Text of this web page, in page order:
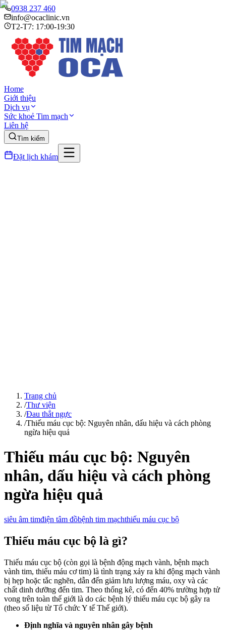
0938 237 460
info@ocaclinic.vn
T2-T7: 17:00-19:30
Home
Giới thiệu
Dịch vụ
Sức khoẻ Tim mạch
Liên hệ
Tìm kiếm
Đặt lịch khám
Trang chủ
/Thư viện
/Đau thắt ngực
/Thiếu máu cục bộ: Nguyên nhân, dấu hiệu và cách phòng
ngừa hiệu quả
Thiếu máu cục bộ: Nguyên
nhân, dấu hiệu và cách phòng
ngừa hiệu quả
siêu âm timđiện tâm đồbệnh tim mạchthiếu máu cục bộ
Thiếu máu cục bộ là gì?
Thiếu máu cục bộ (còn gọi là bệnh động mạch vành, bệnh mạch
vành tim, thiếu máu cơ tim) là tình trạng xảy ra khi động mạch vành
bị hẹp hoặc tắc nghẽn, dẫn đến giảm lưu lượng máu, oxy và các
chất dinh dưỡng đến tim. Theo thống kê, có đến 40% trường hợp tử
vong trên toàn thế giới là do các bệnh lý thiếu máu cục bộ gây ra
(theo số liệu từ Tổ chức Y tế Thế giới).
Định nghĩa và nguyên nhân gây bệnh